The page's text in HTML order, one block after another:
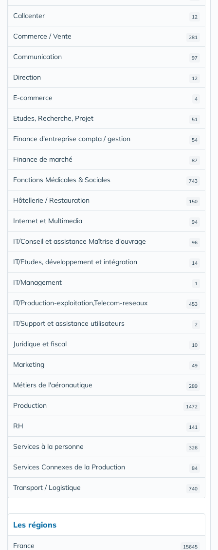
12
Callcenter
281
Commerce / Vente
97
Communication
12
Direction
4
E-commerce
51
Etudes, Recherche, Projet
54
Finance d'entreprise compta / gestion
87
Finance de marché
743
Fonctions Médicales & Sociales
150
Hôtellerie / Restauration
94
Internet et Multimedia
96
IT/Conseil et assistance Maîtrise d'ouvrage
14
IT/Etudes, développement et intégration
1
IT/Management
453
IT/Production-exploitation,Telecom-reseaux
2
IT/Support et assistance utilisateurs
10
Juridique et fiscal
49
Marketing
289
Métiers de l'aéronautique
1472
Production
141
RH
326
Services à la personne
84
Services Connexes de la Production
740
Transport / Logistique
Les régions
15645
France